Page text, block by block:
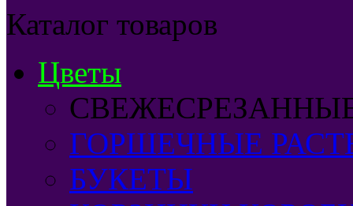
Каталог товаров
Цветы
ГОРШЕЧНЫЕ
БУКЕТЫ